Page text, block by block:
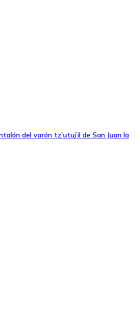
del varón tz’utuj’il de San Juan la